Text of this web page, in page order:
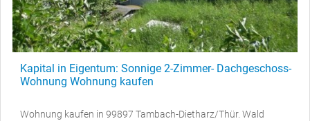
Kapital in Eigentum: Sonnige 2-Zimmer- Dachgeschoss-
Wohnung Wohnung kaufen
Wohnung kaufen in 99897 Tambach-Dietharz/Thür. Wald